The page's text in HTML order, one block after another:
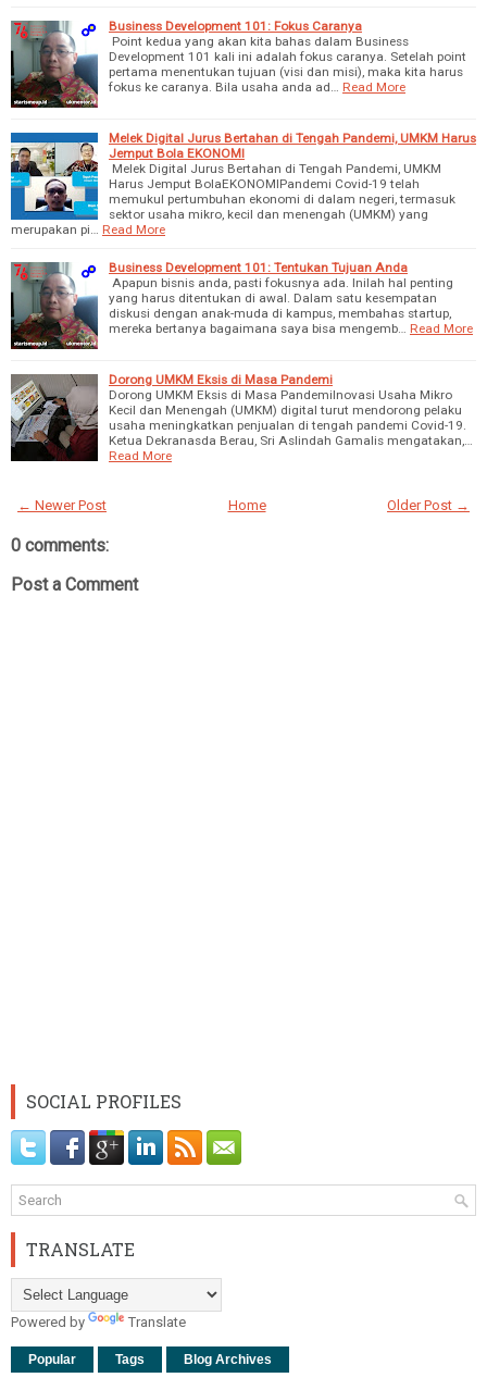
Business Development 101: Fokus Caranya
Point kedua yang akan kita bahas dalam Business
Development 101 kali ini adalah fokus caranya. Setelah point
pertama menentukan tujuan (visi dan misi), maka kita harus
fokus ke caranya. Bila usaha anda ad… Read More
Melek Digital Jurus Bertahan di Tengah Pandemi, UMKM Harus
Jemput Bola EKONOMI
Melek Digital Jurus Bertahan di Tengah Pandemi, UMKM
Harus Jemput BolaEKONOMIPandemi Covid-19 telah
memukul pertumbuhan ekonomi di dalam negeri, termasuk
sektor usaha mikro, kecil dan menengah (UMKM) yang
merupakan pi… Read More
Business Development 101: Tentukan Tujuan Anda
Apapun bisnis anda, pasti fokusnya ada. Inilah hal penting
yang harus ditentukan di awal. Dalam satu kesempatan
diskusi dengan anak-muda di kampus, membahas startup,
mereka bertanya bagaimana saya bisa mengemb… Read More
Dorong UMKM Eksis di Masa Pandemi
Dorong UMKM Eksis di Masa PandemiInovasi Usaha Mikro
Kecil dan Menengah (UMKM) digital turut mendorong pelaku
usaha meningkatkan penjualan di tengah pandemi Covid-19.
Ketua Dekranasda Berau, Sri Aslindah Gamalis mengatakan,…
Read More
← Newer Post Older Post →
Home
0 comments:
Post a Comment
SOCIAL PROFILES
TRANSLATE
Powered by Translate
Popular Tags Blog Archives